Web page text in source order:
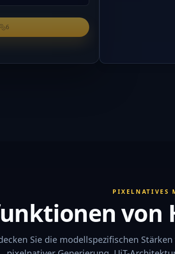
6
PIXELNATIVES
von
Sie die modellspezifischen